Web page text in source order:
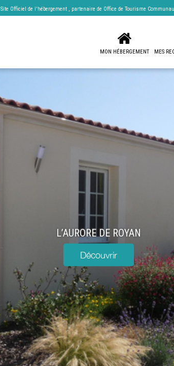
Site Officiel de l'hébergement , partenaire de Office de Tourisme
MON HÉBERGEMENT MES
L’AURORE DE ROYAN
Découvrir